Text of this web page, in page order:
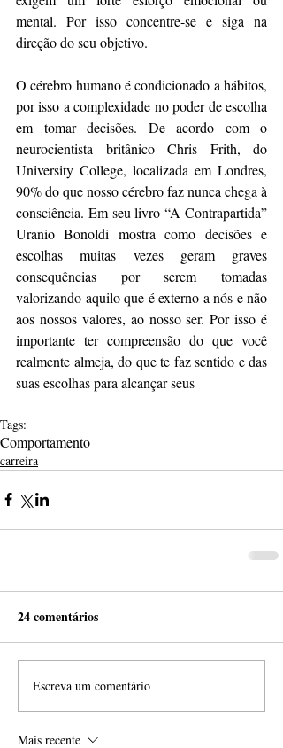
mental. Por isso concentre-se e siga na
direção do seu objetivo.
O cérebro humano é condicionado a hábitos,
por isso a complexidade no poder de escolha
em tomar decisões. De acordo com o
neurocientista britânico Chris Frith, do
University College, localizada em Londres,
90% do que nosso cérebro faz nunca chega à
consciência. Em seu livro “A Contrapartida”
Uranio Bonoldi mostra como decisões e
escolhas muitas vezes geram graves
consequências por serem tomadas
valorizando aquilo que é externo a nós e não
aos nossos valores, ao nosso ser. Por isso é
importante ter compreensão do que você
realmente almeja, do que te faz sentido e das
suas escolhas para alcançar seus
Tags:
Comportamento
carreira
24 comentários
Escreva um comentário
Mais recente